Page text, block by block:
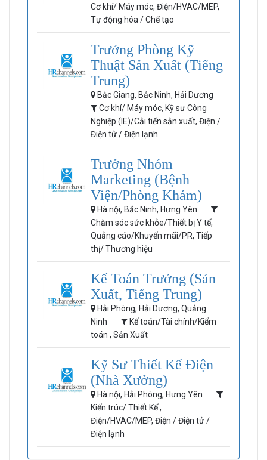
Cơ khí/ Máy móc, Điện/HVAC/MEP,
Tự động hóa / Chế tạo
Trưởng Phòng Kỹ
Thuật Sản Xuất (Tiếng
Trung)
Bắc Giang, Bắc Ninh, Hải Dương
Cơ khí/ Máy móc, Kỹ sư Công
Nghiệp (IE)/Cải tiến sản xuất, Điện /
Điện tử / Điện lạnh
Trưởng Nhóm
Marketing (Bệnh
Viện/Phòng Khám)
Hà nội, Bắc Ninh, Hưng Yên
Chăm sóc sức khỏe/Thiết bị Y tế,
Quảng cáo/Khuyến mãi/PR, Tiếp
thị/ Thương hiệu
Kế Toán Trưởng (Sản
Xuất, Tiếng Trung)
Hải Phòng, Hải Dương, Quảng
Ninh
Kế toán/Tài chính/Kiểm
toán , Sản Xuất
Kỹ Sư Thiết Kế Điện
(Nhà Xưởng)
Hà nội, Hải Phòng, Hưng Yên
Kiến trúc/ Thiết Kế ,
Điện/HVAC/MEP, Điện / Điện tử /
Điện lạnh